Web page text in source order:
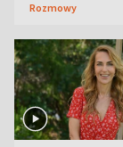
Rozmowy